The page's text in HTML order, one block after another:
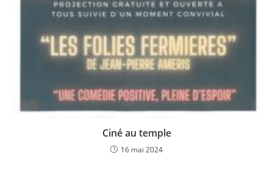
Ciné au temple
16 mai 2024